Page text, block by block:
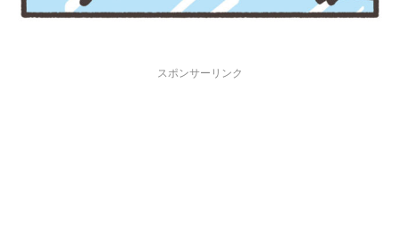
スポンサーリンク